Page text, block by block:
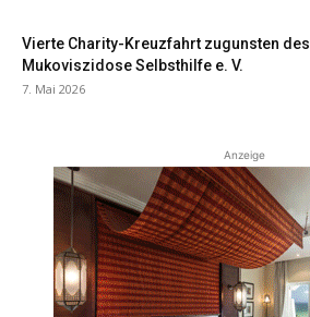
Vierte Charity-Kreuzfahrt zugunsten des
Mukoviszidose Selbsthilfe e. V.
7. Mai 2026
Anzeige